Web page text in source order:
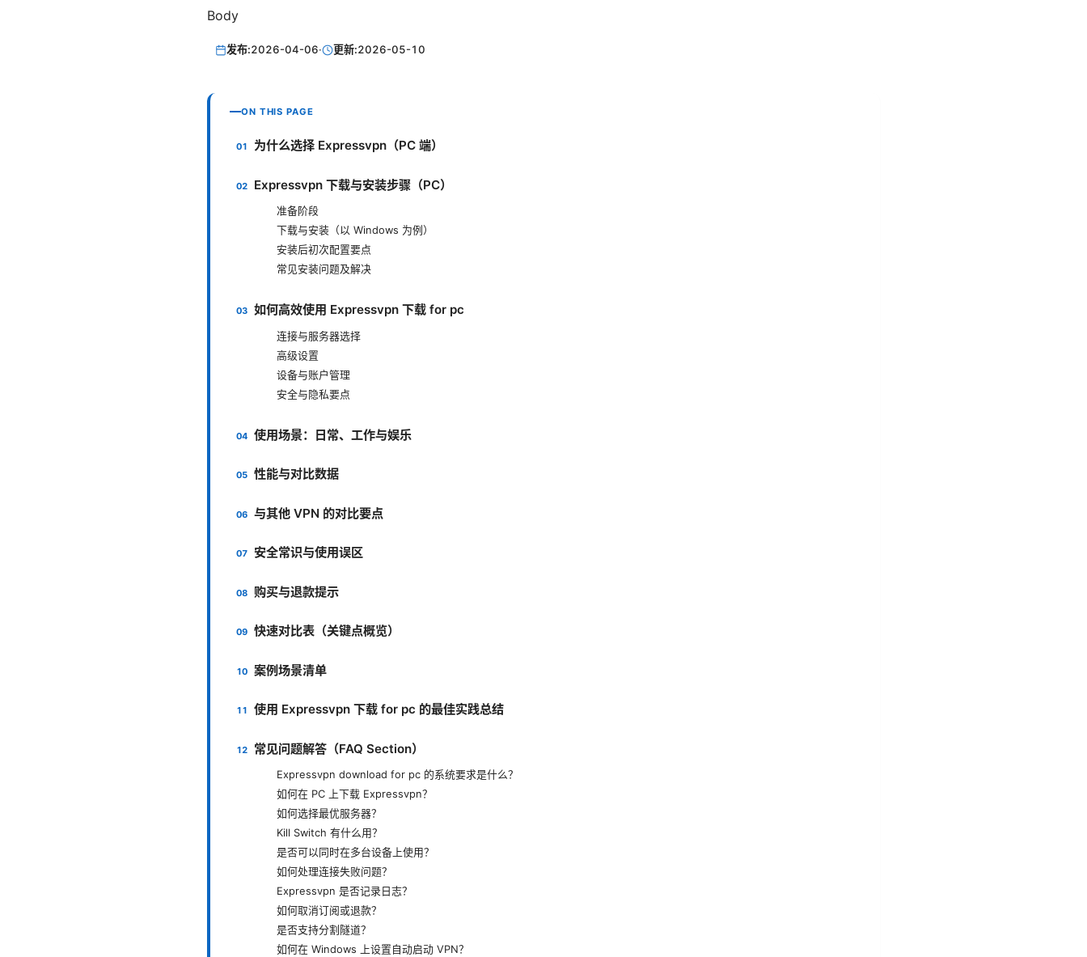
Body
发布:2026-04-06· 更新:2026-05-10
ON THIS PAGE
为什么选择 Expressvpn（PC 端）
Expressvpn 下载与安装步骤（PC）
准备阶段
下载与安装（以 Windows 为例）
安装后初次配置要点
常见安装问题及解决
如何高效使用 Expressvpn 下载 for pc
连接与服务器选择
高级设置
设备与账户管理
安全与隐私要点
使用场景：日常、工作与娱乐
性能与对比数据
与其他 VPN 的对比要点
安全常识与使用误区
购买与退款提示
快速对比表（关键点概览）
案例场景清单
使用 Expressvpn 下载 for pc 的最佳实践总结
常见问题解答（FAQ Section）
Expressvpn download for pc 的系统要求是什么？
如何在 PC 上下载 Expressvpn？
如何选择最优服务器？
Kill Switch 有什么用？
是否可以同时在多台设备上使用？
如何处理连接失败问题？
Expressvpn 是否记录日志？
如何取消订阅或退款？
是否支持分割隧道？
如何在 Windows 上设置自动启动 VPN？